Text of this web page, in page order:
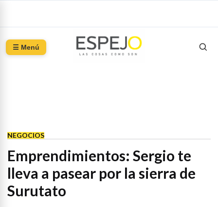
☰ Menú
NEGOCIOS
Emprendimientos: Sergio te
lleva a pasear por la sierra de
Surutato